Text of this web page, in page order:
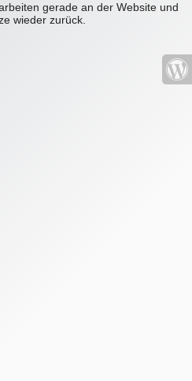
gerade an der Website und
wieder zurück.